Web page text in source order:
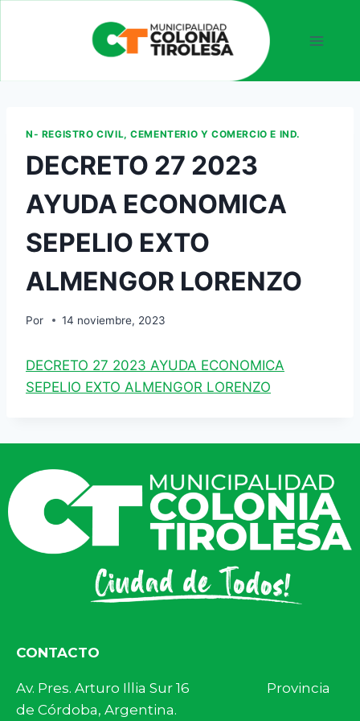
N- REGISTRO CIVIL, CEMENTERIO Y COMERCIO E IND.
DECRETO 27 2023
AYUDA ECONOMICA
SEPELIO EXTO
ALMENGOR LORENZO
Por 14 noviembre, 2023
DECRETO 27 2023 AYUDA ECONOMICA
SEPELIO EXTO ALMENGOR LORENZO
CONTACTO
Av. Pres. Arturo Illia Sur 16 Provincia
de Córdoba, Argentina.